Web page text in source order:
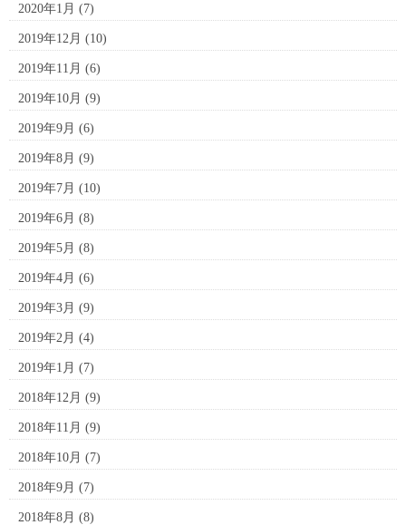
2020年1月 (7)
2019年12月 (10)
2019年11月 (6)
2019年10月 (9)
2019年9月 (6)
2019年8月 (9)
2019年7月 (10)
2019年6月 (8)
2019年5月 (8)
2019年4月 (6)
2019年3月 (9)
2019年2月 (4)
2019年1月 (7)
2018年12月 (9)
2018年11月 (9)
2018年10月 (7)
2018年9月 (7)
2018年8月 (8)